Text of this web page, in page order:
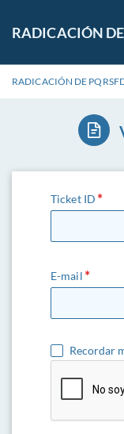
RADICACIÓN
RADICACIÓN DE
Ticket ID
E-mail
Recordar